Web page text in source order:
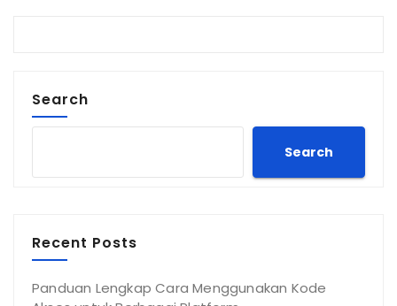
Search
Search
Recent Posts
Panduan Lengkap Cara Menggunakan Kode